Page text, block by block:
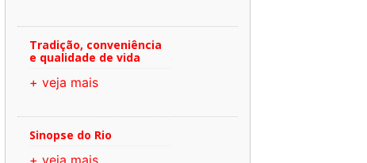
Tradição, conveniência
e qualidade de vida
+ veja mais
Sinopse do Rio
+ veja mais